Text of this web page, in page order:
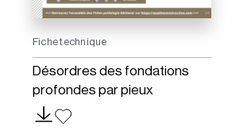
Fiche technique
Désordres des fondations
profondes par pieux